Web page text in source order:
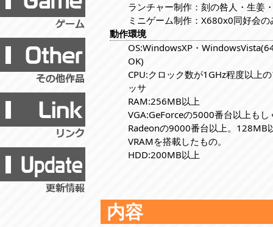
ランチャー制作：刻の咎人・生姜
ミニゲーム制作：X680x0同好会の
動作環境
OS:WindowsXP・
OK)
CPU:クロック数が1GHz程度以上
ッサ
RAM:256MB以上
VGA:GeForceの5000番台以上もし
Radeonの9000番台以上。128MB
VRAMを搭載したもの。
HDD:200MB以上
内容